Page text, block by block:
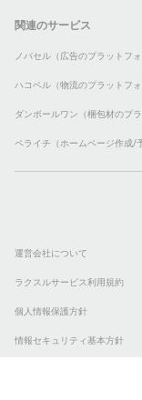
関連のサービス
ノバセル（広告のプラットフォ
ハコベル（物流のプラットフォ
ダンボールワン（梱包材のプラ
ペライチ（ホームページ作成/
運営会社について
ラクスルサービス利用規約
個人情報保護方針
情報セキュリティ基本方針